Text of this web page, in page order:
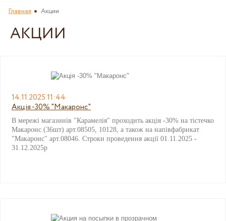
Главная Акции
АКЦИИ
14.11.2025 11:44
Акція -30% "Макаронс"
В мережі магазинів "Карамелія" проходить акція -30% на тістечко
Макаронс (36шт) арт.08505, 10128, а також на напівфабрикат
"Макаронс" арт.08046. Строки проведення акції 01.11.2025 -
31.12.2025р